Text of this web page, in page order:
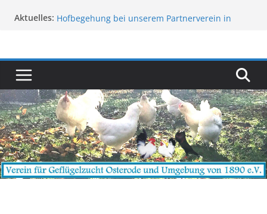
Inhalt
Aktuelles: Hofbegehung bei unserem Partnerverein in